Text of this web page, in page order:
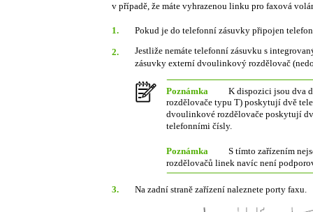
v případě, že máte vyhrazenou linku pro faxová
1. Pokud je do telefonní zásuvky připojen
2.
Jestliže nemáte telefonní zásuvku s
zásuvky externí dvoulinkový rozdělovač
Poznámka
K dispozici jsou dva
rozdělovače typu T) poskytují dvě
dvoulinkové rozdělovače poskytují
telefonními čísly.
Poznámka
S tímto zařízením
rozdělovačů linek navíc není
3. Na zadní straně zařízení naleznete porty faxu.